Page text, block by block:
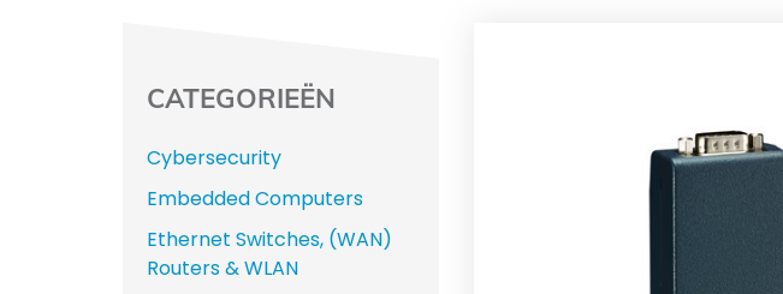
CATEGORIEËN
Cybersecurity
Embedded Computers
Ethernet Switches, (WAN)
Routers & WLAN